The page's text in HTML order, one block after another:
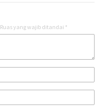
Ruas yang wajib ditandai *